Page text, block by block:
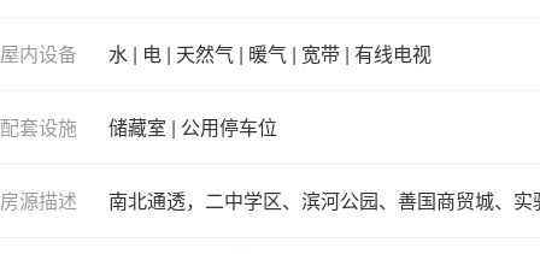
屋内设备 水 | 电 | 天然气 | 暖气 | 宽带 | 有线电视
配套设施 储藏室 | 公用停车位
房源描述 南北通透，二中学区、滨河公园、善国商贸城、